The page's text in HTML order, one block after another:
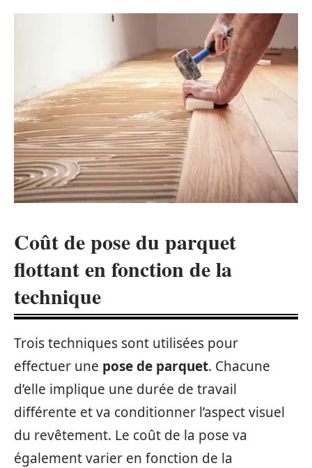
Coût de pose du parquet
flottant en fonction de la
technique
Trois techniques sont utilisées pour
effectuer une pose de parquet. Chacune
d’elle implique une durée de travail
différente et va conditionner l’aspect visuel
du revêtement. Le coût de la pose va
également varier en fonction de la